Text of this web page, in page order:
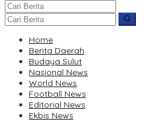
Home
Berita Daerah
Budaya Sulut
Nasional News
World News
Football News
Editorial News
Ekbis News